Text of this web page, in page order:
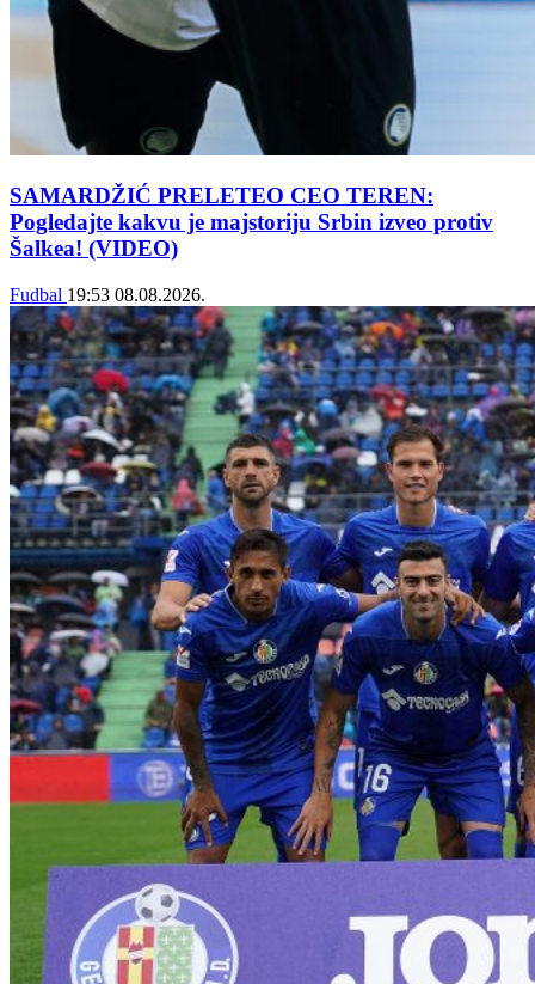
SAMARDŽIĆ PRELETEO CEO TEREN:
Pogledajte kakvu je majstoriju Srbin izveo protiv
Šalkea! (VIDEO)
Fudbal 19:53 08.08.2026.